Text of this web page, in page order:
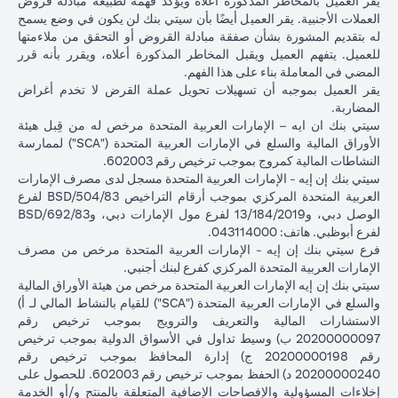
بعد شهر
واحد
إجمالي
الربح /
الخسارة
إجمالي الخسارة =
1,959.18 دولار
دولار أمريكي ناقص
102,125.85 دولار
أمريكي)
إجمالي الربح =
83.34 دولار
أمريكي
(100,166.67 دولار
أمريكي ناقص
100,083.33 دولار
أمريكي)
إجمالي الربح
2,045.75
دولار
98,120.92)
الأسعار المذكورة في الجدول التوضيحي أعلاه (أ) تشمل الفارق السعري
المستحق البنك؛ و (ب) لا تدل على أسعار الفائدة السابقة أو المستقبلية أو
أسعار الصرف الفورية.
يرجى ملاحظة النقاط التالية عند إجراء معاملات تحويل عملة القرض:
تتوقف قدرتك على القيام بمعاملات تحويل عملة القرض على توافر
هامش كافٍ في محفظتك، ذلك أن نقص الهامش الناتج عن ارتفاع قيمة
عملة القرض الحالية من شأنه أن يؤثر على قدرتك على إجراء معاملات
تحويل عملة القرض. قد تتطلب معاملات تحويل عملة القرض إيداع أموال
إضافية (طلب الهامش) بسبب تقلبات العملات الأجنبية، مما يؤدي إلى
ارتفاع قيمة عملة القرض الجديدة مقابل عملة قرضك السابقة.
تأتي عملات القروض المختلفة بأسعار فائدة مختلفة، بعضها أعلى وبعضها
العملات الأجنبية. يقر العميل أيضًا بأن سيتي بنك لن يكون في وضع يسمح
له بتقديم المشورة بشأن صفقة مبادلة القروض أو التحقق من ملاءمتها
للعميل. يتفهم العميل ويقبل المخاطر المذكورة أعلاه، ويقرر بأنه قرر
المضي في المعاملة بناء على هذا الفهم.
يقر العميل بموجبه أن تسهيلات تحويل عملة القرض لا تخدم أغراض
المضاربة.
سيتي بنك ان ايه – الإمارات العربية المتحدة مرخص له من قِبل هيئة
الأوراق المالية والسلع في الإمارات العربية المتحدة ("SCA") لممارسة
النشاطات المالية كمروج بموجب ترخيص رقم 602003.
سيتي بنك إن إيه - الإمارات العربية المتحدة مسجل لدى مصرف الإمارات
العربية المتحدة المركزي بموجب أرقام التراخيص BSD/504/83 لفرع
الوصل دبي، و13/184/2019 لفرع مول الإمارات دبي، وBSD/692/83
لفرع أبوظبي. هاتف: 043114000.
فرع سيتي بنك إن إيه - الإمارات العربية المتحدة مرخص من مصرف
الإمارات العربية المتحدة المركزي كفرع لبنك أجنبي.
سيتي بنك إن إيه الإمارات العربية المتحدة مرخص من هيئة الأوراق المالية
والسلع في الإمارات العربية المتحدة ("SCA") للقيام بالنشاط المالي لـ أ)
الاستشارات المالية والتعريف والترويج بموجب ترخيص رقم
20200000097 ب) وسيط تداول في الأسواق الدولية بموجب ترخيص
رقم 20200000198 ج) إدارة المحافظ بموجب ترخيص رقم
20200000240 د) الحفظ بموجب ترخيص رقم 602003. للحصول على
إخلاءات المسؤولية والإفصاحات الإضافية المتعلقة بالمنتج و/أو الخدمة